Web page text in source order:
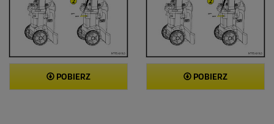
POBIERZ POBIERZ